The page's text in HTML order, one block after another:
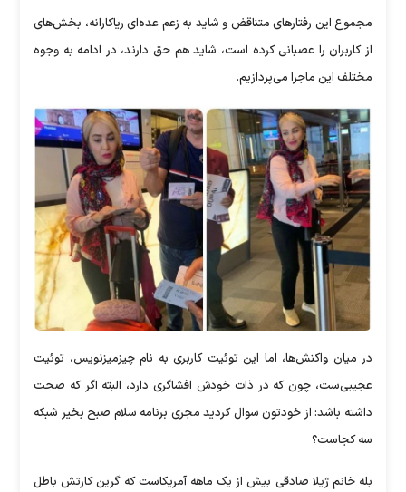
مجموع این رفتار‌های متناقض و شاید به زعم عده‌ای ریاکارانه، بخش‌های
از کاربران را عصبانی کرده است، شاید هم حق دارند، در ادامه به وجوه
مختلف این ماجرا می‌پردازیم.
در میان واکنش‌ها، اما این توئیت کاربری به نام چیزمیزنویس، توئیت
عجیبی‌ست، چون که در ذات خودش افشاگری دارد، البته اگر که صحت
داشته باشد: از خودتون سوال کردید مجری برنامه سلام صبح بخیر شبکه
سه کجاست؟
بله خانم ژیلا صادقی بیش از یک ماهه آمریکاست که گرین کارتش باطل